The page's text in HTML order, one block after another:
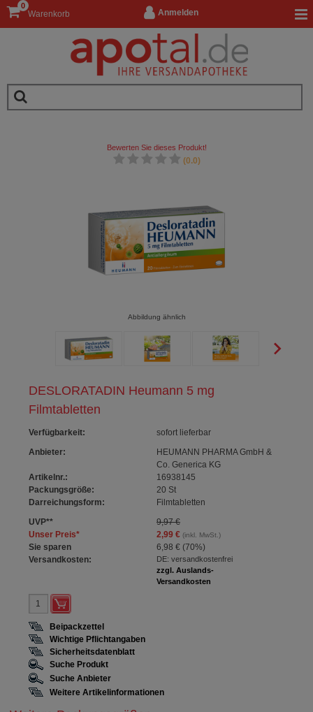
Anmelden
Warenkorb
0
DESLORATADIN Heumann 5 mg
Filmtabletten
Verfügbarkeit:
sofort lieferbar
Anbieter:
HEUMANN PHARMA GmbH &
Co. Generica KG
Artikelnr.:
16938145
Packungsgröße:
20 St
Darreichungsform:
Filmtabletten
UVP**
9,97 €
Unser Preis* 2,99 €(inkl. MwSt.)
Sie sparen 6,98 € (70%)
Versandkosten:
DE: versandkostenfrei
zzgl. Auslands-
Versandkosten
Bewerten Sie dieses Produkt!
(0.0)
Abbildung ähnlich
Beipackzettel
Wichtige Pflichtangaben
Sicherheitsdatenblatt
Suche Produkt
Suche Anbieter
Weitere Artikelinformationen